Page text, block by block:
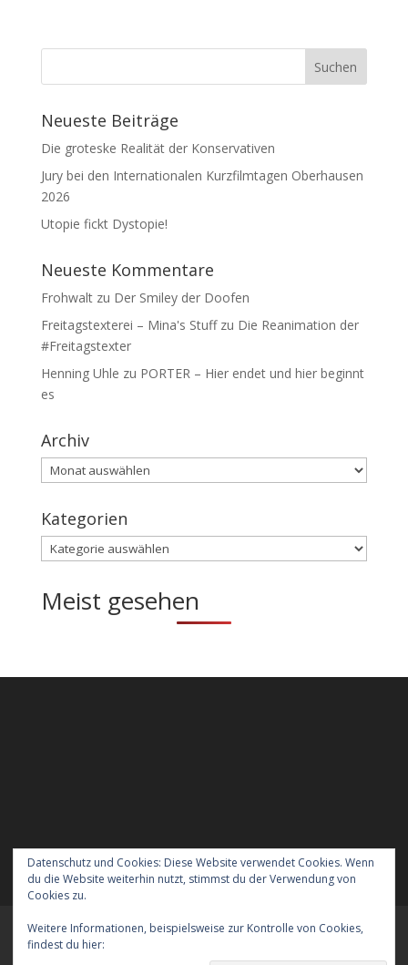
Neueste Beiträge
Die groteske Realität der Konservativen
Jury bei den Internationalen Kurzfilmtagen Oberhausen
2026
Utopie fickt Dystopie!
Neueste Kommentare
Frohwaltzu Der Smiley der Doofen
Freitagstexterei – Mina's Stuffzu Die Reanimation der
#Freitagstexter
Henning Uhle zu PORTER – Hier endet und hier beginnt
es
Archiv
Archiv
Kategorien
Kategorien
Meist gesehen
Datenschutz und Cookies: Diese Website verwendet Cookies. Wenn
du die Website weiterhin nutzt, stimmst du der Verwendung von
Cookies zu.
Weitere Informationen, beispielsweise zur Kontrolle von Cookies,
findest du hier:
Meraner Höhenweg wandern mit Hund
Verreisen mit Hund nach England